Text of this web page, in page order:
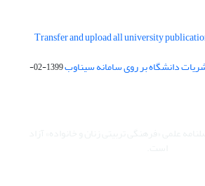
Transfer and upload all university
دانشگاه بر روی سامانه سیناوب
1399-02-